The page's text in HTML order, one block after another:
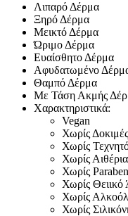
Λιπαρό Δέρμα
Ξηρό Δέρμα
Μεικτό Δέρμα
Ώριμο Δέρμα
Ευαίσθητο Δέρμα
Αφυδατωμένο
Θαμπό Δέρμα
Με Τάση Ακμής
Χαρακτηριστικά:
Vegan
Χωρίς
Χωρίς
Χωρίς
Χωρίς Paraben
Χωρίς Θειικό
Χωρίς Αλκοόλ
Χωρίς